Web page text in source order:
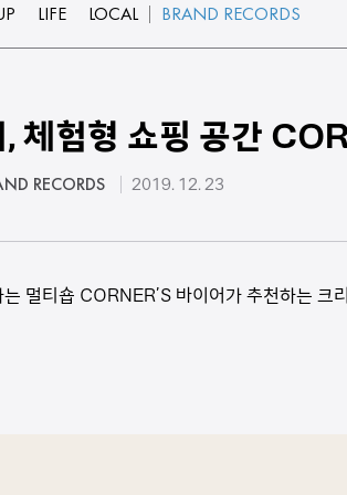
LIFE LOCAL BRAND RECORDS
체험형 쇼핑 공간
RECORDS 2019. 12. 23
멀티숍 CORNER’S 바이어가 추천하는 크